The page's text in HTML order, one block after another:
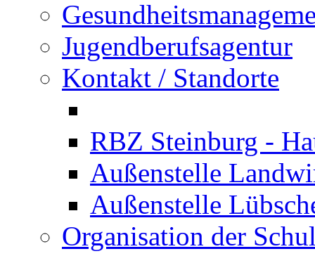
Jugendberufsagentur
Kontakt / Standorte
RBZ Steinburg -
Außenstelle
Außenstelle
Organisation der